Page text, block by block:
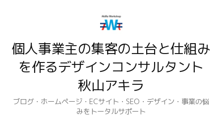
ン
キ
個人事業主の集客の土台と仕組み
を作るデザインコンサルタント
秋山アキラ
ブログ・ホームページ・ECサイト・SEO・デザイン・事業の悩
みをトータルサポート